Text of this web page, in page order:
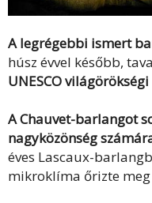
A legrégebbi ismert
húsz évvel később,
UNESCO
A Chauvet-barlangot
nagyközönség
éves Lascaux-
mikroklíma őrizte